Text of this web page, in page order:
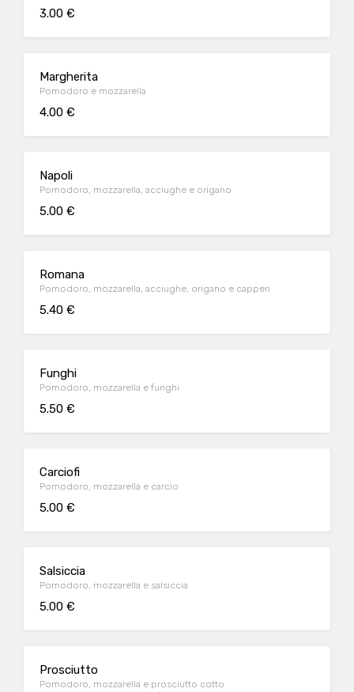
3.00 €
Margherita
Pomodoro e mozzarella
4.00 €
Napoli
Pomodoro, mozzarella, acciughe e origano
5.00 €
Romana
Pomodoro, mozzarella, acciughe, origano e capperi
5.40 €
Funghi
Pomodoro, mozzarella e funghi
5.50 €
Carciofi
Pomodoro, mozzarella e carcio
5.00 €
Salsiccia
Pomodoro, mozzarella e salsiccia
5.00 €
Prosciutto
Pomodoro, mozzarella e prosciutto cotto